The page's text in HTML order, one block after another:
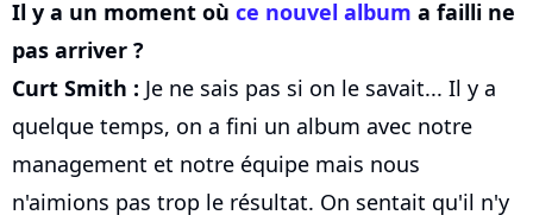
Il y a un moment où ce nouvel album a failli ne
pas arriver ?
Curt Smith : Je ne sais pas si on le savait... Il y a
quelque temps, on a fini un album avec notre
management et notre équipe mais nous
n'aimions pas trop le résultat. On sentait qu'il n'y